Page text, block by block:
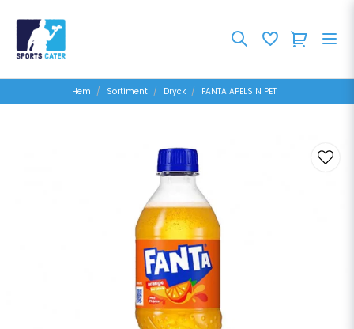
Hem Sortiment Dryck FANTA APELSIN PET